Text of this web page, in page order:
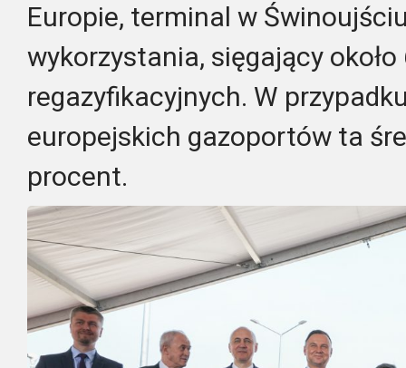
Europie, terminal w
wykorzystania, sięgający
regazyfikacyjnych. W
europejskich gazoportów ta
procent.